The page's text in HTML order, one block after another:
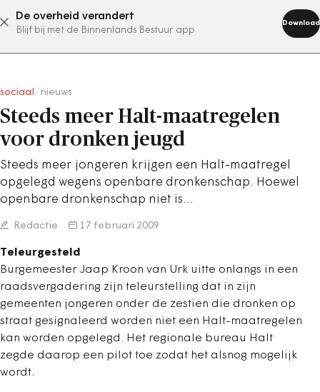
De overheid verandert
Blijf bij met de Binnenlands Bestuur app
Download
abonneer nu
sociaal nieuws
Steeds meer Halt-maatregelen
voor dronken jeugd
Steeds meer jongeren krijgen een Halt-maatregel
opgelegd wegens openbare dronkenschap. Hoewel
openbare dronkenschap niet is…
Redactie 17 februari 2009
Teleurgesteld
Burgemeester Jaap Kroon van Urk uitte onlangs in een
raadsvergadering zijn teleurstelling dat in zijn
gemeenten jongeren onder de zestien die dronken op
straat gesignaleerd worden niet een Halt-maatregelen
kan worden opgelegd. Het regionale bureau Halt
zegde daarop een pilot toe zodat het alsnog mogelijk
wordt.